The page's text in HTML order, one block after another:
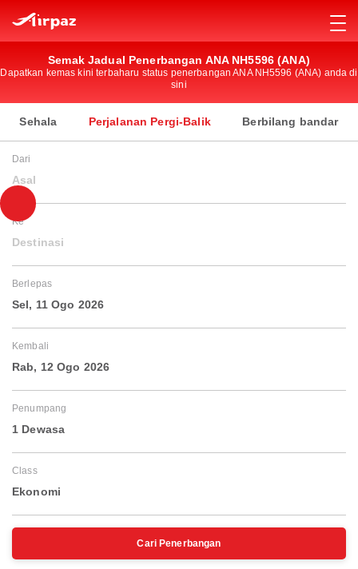
Semak Jadual Penerbangan ANA NH5596 (ANA)
Dapatkan kemas kini terbaharu status penerbangan ANA NH5596 (ANA) anda di
sini
Sehala Perjalanan Pergi-Balik Berbilang bandar
Dari
Asal
Ke
Destinasi
Berlepas
Sel, 11 Ogo 2026
Kembali
Rab, 12 Ogo 2026
Penumpang
1 Dewasa
Class
Ekonomi
Cari Penerbangan